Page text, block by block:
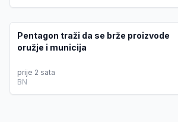
Pentagon traži da se brže proizvode
oružje i municija
prije 2 sata
BN